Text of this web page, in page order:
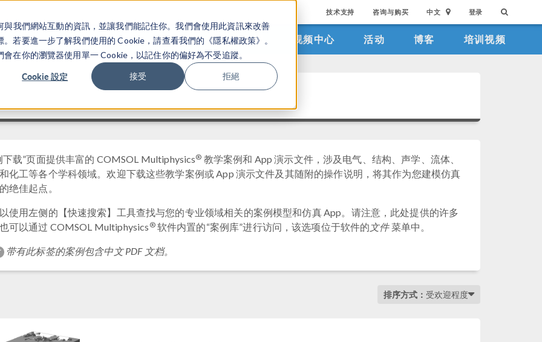
我們網站互動的資訊，並讓我們能記住你。我們會使用此資訊來改善
若要進一步了解我們使用的 Cookie，請查看我們的《隱私權政策》。
在你的瀏覽器使用單一 Cookie，以記住你的偏好為不受追蹤。
Cookie 設定 接受 拒絕
技术支持 咨询与购买 中文 登录
产品 行业应用 视频中心 活动 博客 培训视频
下载”页面提供丰富的 COMSOL Multiphysics® 教学案例和 App 演示文件，涉及电气、结构、声学、流体、
化工等各个学科领域。欢迎下载这些教学案例或 App 演示文件及其随附的操作说明，将其作为您建模仿真
绝佳起点。
使用左侧的【快速搜索】工具查找与您的专业领域相关的案例模型和仿真 App。请注意，此处提供的许多
可以通过 COMSOL Multiphysics ®软件内置的“案例库”进行访问，该选项位于软件的 文件菜单中。
带有此标签的案例包含中文 PDF 文档。
排序方式： 受欢迎程度